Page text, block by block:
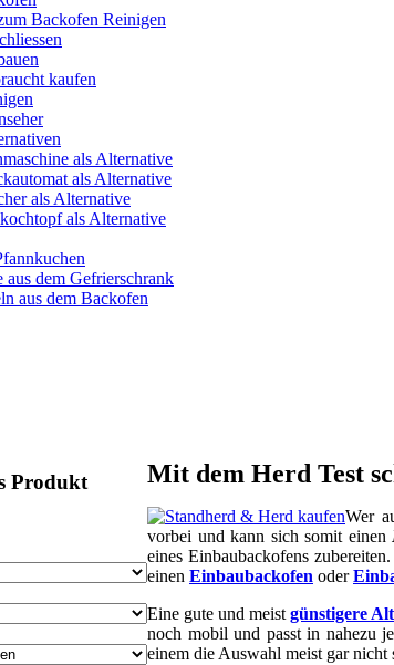
Backofen Reinigen
kaufen
als Alternative
als Alternative
als Alternative
als Alternative
aus dem Gefrierschrank
aus dem Backofen
Produkt Mit dem Herd Test
Wer
vorbei und kann sich somit einen
eines Einbaubackofens
einen Einbaubackofen oder
Eine gute und meistgünstigere
noch mobil und passt in nahezu
einem die Auswahl meist gar nicht